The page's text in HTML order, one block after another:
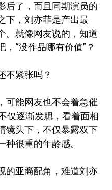
后了，而且同期演员的
下，刘亦菲是产出最
。就像网友说的，知道
“没作品哪有价值”？
不紧张吗？
可能网友也不会着急催
仅逐渐发腮，看着面相
镜头下，不仅暴露双下
很重的年龄感。
的亚裔配角，难道刘亦